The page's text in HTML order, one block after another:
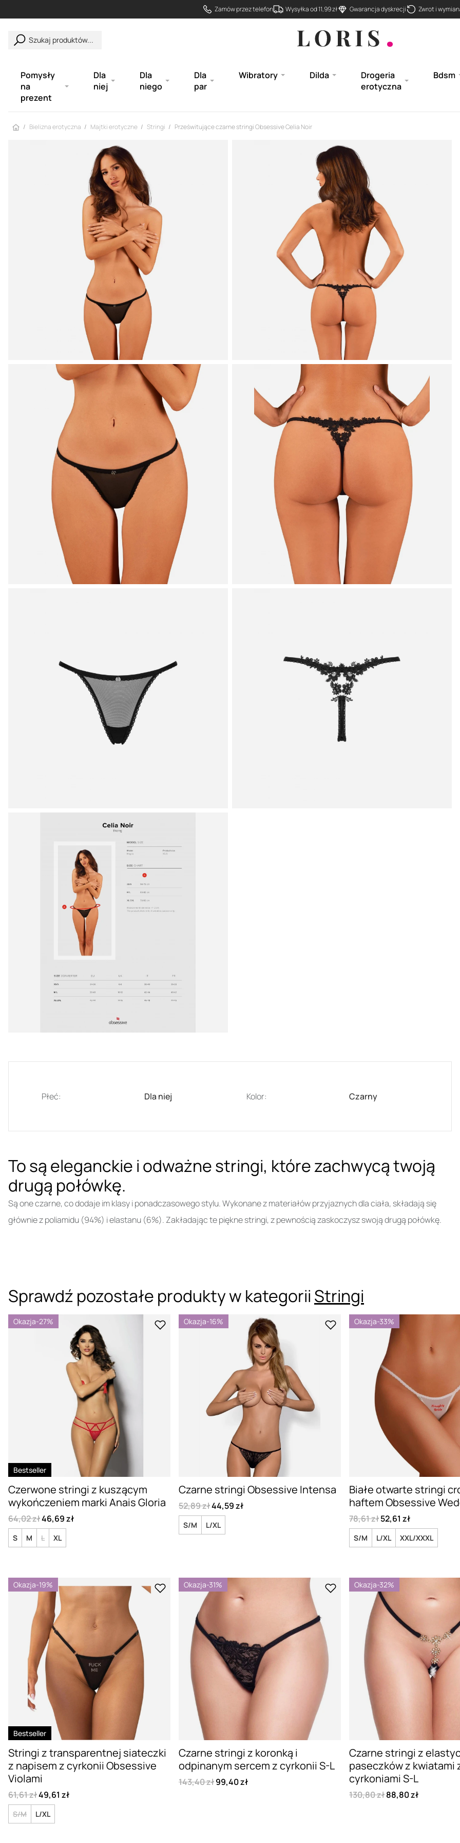
Zamów przez telefon Wysyłka od 11,99 zł Gwarancja dyskrecji Zwrot i
Szukaj produktów...
Pomysły
na
prezent
Dla
niej
Dla
niego
Dla
par
Wibratory Dilda
Drogeria
erotyczna
Bdsm
Strona główna
Bielizna erotyczna Majtki erotyczne Stringi Prześwitujące czarne stringi Obsessive Celia Noir
Płeć: Dla niej Kolor: Czarny
To są eleganckie i odważne stringi, które zachwycą twoją
drugą połówkę.
Są one czarne, co dodaje im klasy i ponadczasowego stylu. Wykonane z materiałów przyjaznych dla ciała, składają się
głównie z poliamidu (94%) i elastanu (6%). Zakładając te piękne stringi, z pewnością zaskoczysz swoją drugą połówkę.
Sprawdź pozostałe produkty w kategorii Stringi
Okazja-27%
Bestseller
Czerwone stringi z kuszącym
wykończeniem marki Anais Gloria
64,02 zł46,69 zł
S M L XL
Okazja-16%
Czarne stringi Obsessive Intensa
52,89 zł44,59 zł
S/M L/XL
Okazja-33%
Białe otwarte stringi
haftem Obsessive
78,61 zł52,61 zł
S/M L/XL XXL/XXXL
Okazja-19%
Bestseller
Stringi z transparentnej siateczki
z napisem z cyrkonii Obsessive
Violami
61,61 zł49,61 zł
S/M L/XL
Okazja-31%
Czarne stringi z koronką i
odpinanym sercem z cyrkonii S-L
143,40 zł99,40 zł
Okazja-32%
Czarne stringi z
paseczków z kwiatami
cyrkoniami S-L
130,80 zł88,80 zł